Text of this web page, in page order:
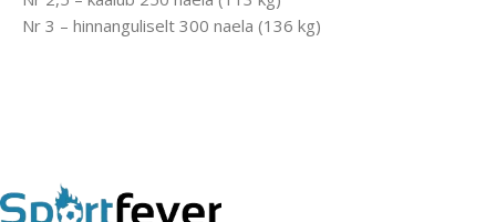
Nr 3 – hinnanguliselt 300 naela (136 kg)